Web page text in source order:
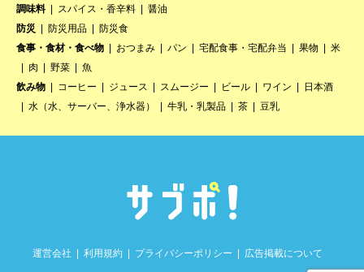
調味料
スパイス・香辛料
醤油
防災
防災用品
防災食
食事・食材・食べ物
おつまみ パン 宅配食事・宅配弁当 果物
米
肉
野菜
魚
飲み物
コーヒー ジュース スムージー ビール ワイン
日本酒
水（水、サーバー、浄水器）
牛乳・乳製品 茶 豆乳
運営会社 利用規約 プライバシーポリシー 広告掲載について